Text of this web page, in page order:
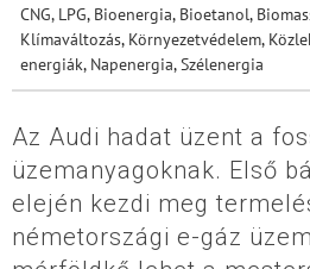
CNG, LPG, Bioenergia, Bioetanol,
Klímaváltozás, Környezetvédelem,
energiák, Napenergia, Szélenergia
Az Audi hadat üzent a
üzemanyagoknak. Első
elején kezdi meg
németországi e-gáz